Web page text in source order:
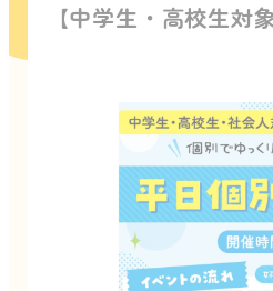
【中学生・高校生対